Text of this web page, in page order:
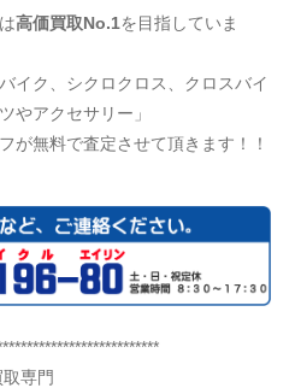
高価買取No.1を目指していま
イク、シクロクロス、クロスバイ
やアクセサリー」
が無料で査定させて頂きます！！
専門